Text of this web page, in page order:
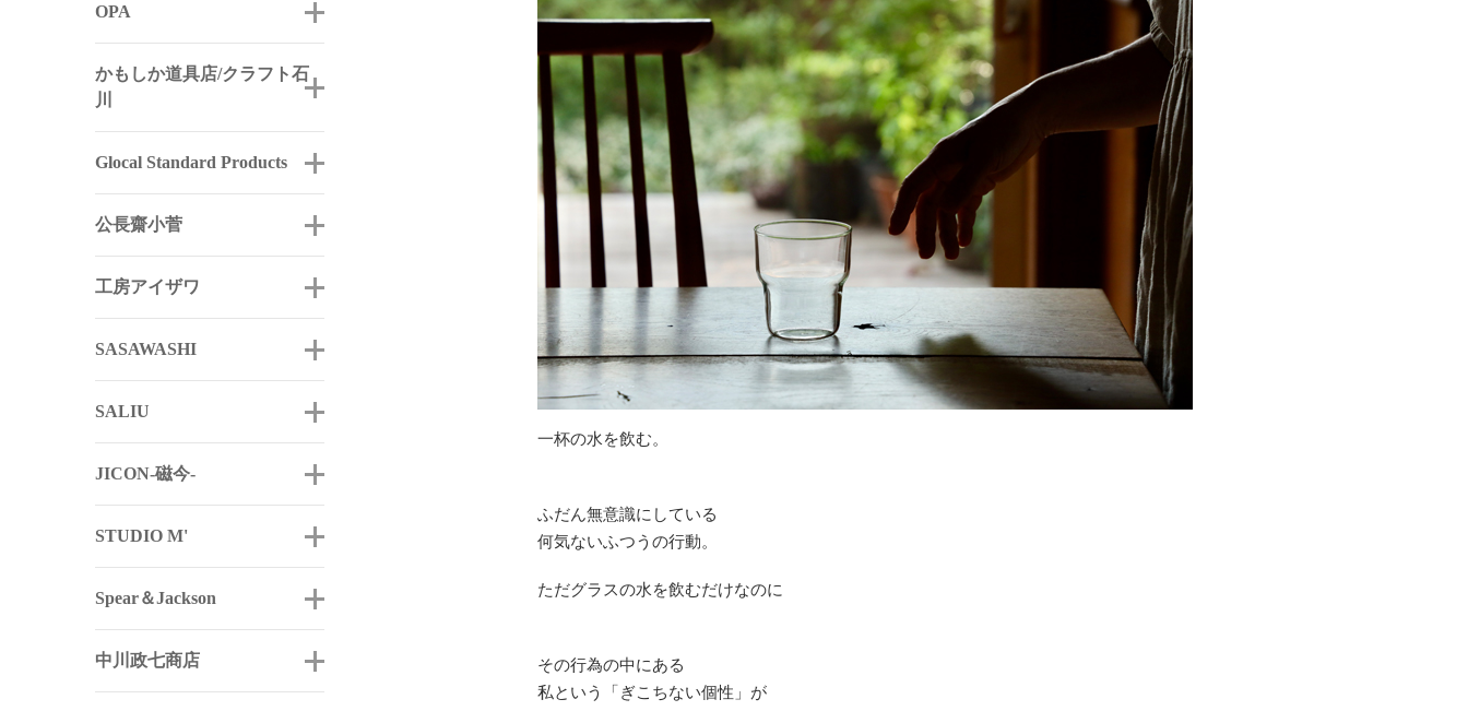
OPA
かもしか道具店/クラフト石
川
Glocal Standard Products
公長齋小菅
工房アイザワ
SASAWASHI
SALIU
JICON-磁今-
STUDIO M'
Spear＆Jackson
中川政七商店
一杯の水を飲む。
ふだん無意識にしている
何気ないふつうの行動。
ただグラスの水を飲むだけなのに
その行為の中にある
私という「ぎこちない個性」が